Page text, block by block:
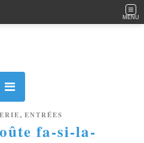
MENU
, ENTRÉES
fa-si-la-